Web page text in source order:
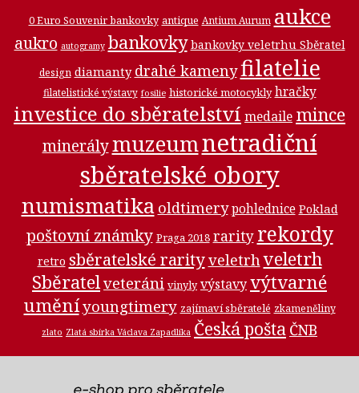
0 Euro Souvenir bankovky antique Antium Aurum aukce
aukro autogramy bankovky bankovky veletrhu Sběratel
design diamanty drahé kamenyfilatelie
filatelistické výstavy fosilie historické motocykly hračky
investice do sběratelství medaile mince
minerálymuzeumnetradiční
sběratelské obory
numismatika oldtimery pohlednice Poklad
poštovní známky Praga 2018 rarity rekordy
retro sběratelské rarityveletrhveletrh
Sběratelveteráni vinyly výstavyvýtvarné
uměníyoungtimery zajímaví sběratelé zkameněliny
zlato Zlatá sbírka Václava Zapadlíka Česká pošta ČNB